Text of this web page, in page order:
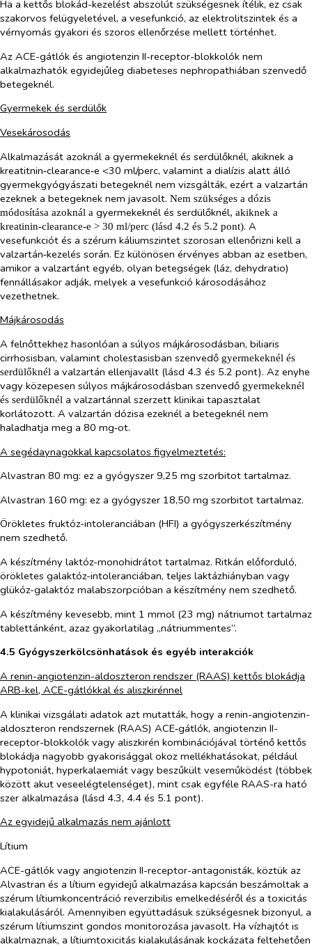
Ha a kettős blokád-kezelést abszolút szükségesnek ítélik, ez csak
szakorvos felügyeletével, a vesefunkció, az elektrolitszintek és a
vérnyomás gyakori és szoros ellenőrzése mellett történhet.
Az ACE-gátlók és angiotenzin II-receptor-blokkolók nem
alkalmazhatók egyidejűleg diabeteses nephropathiában szenvedő
betegeknél.
Gyermekek és serdülők
Vesekárosodás
Alkalmazását azoknál a gyermekeknél és serdülőknél, akiknek a
kreatitnin‑clearance‑e <30 ml/perc, valamint a dialízis alatt álló
gyermekgyógyászati betegeknél nem vizsgálták, ezért a valzartán
ezeknek a betegeknek nem javasolt. Nem szükséges a dózis
módosítása azoknál a gyermekeknél és serdülőknél, akiknek a
kreatinin‑clearance‑e > 30 ml/perc (lásd 4.2 és 5.2 pont). A
vesefunkciót és a szérum káliumszintet szorosan ellenőrizni kell a
valzartán‑kezelés során. Ez különösen érvényes abban az esetben,
amikor a valzartánt egyéb, olyan betegségek (láz, dehydratio)
fennállásakor adják, melyek a vesefunkció károsodásához
vezethetnek.
Májkárosodás
A felnőttekhez hasonlóan a súlyos májkárosodásban, biliaris
cirrhosisban, valamint cholestasisban szenvedő gyermekeknél és
serdülőknél a valzartán ellenjavallt (lásd 4.3 és 5.2 pont). Az enyhe
vagy közepesen súlyos májkárosodásban szenvedő gyermekeknél
és serdülőknél a valzartánnal szerzett klinikai tapasztalat
korlátozott. A valzartán dózisa ezeknél a betegeknél nem
haladhatja meg a 80 mg‑ot.
A segédaynagokkal kapcsolatos figyelmeztetés:
Alvastran 80 mg: ez a gyógyszer 9,25 mg szorbitot tartalmaz.
Alvastran 160 mg: ez a gyógyszer 18,50 mg szorbitot tartalmaz.
Örökletes fruktóz-intoleranciában (HFI) a gyógyszerkészítmény
nem szedhető.
A készítmény laktóz-monohidrátot tartalmaz. Ritkán előforduló,
örökletes galaktóz-intoleranciában, teljes laktázhiányban vagy
glükóz-galaktóz malabszorpcióban a készítmény nem szedhető.
A készítmény kevesebb, mint 1 mmol (23 mg) nátriumot tartalmaz
tablettánként, azaz gyakorlatilag „nátriummentes”.
4.5 Gyógyszerkölcsönhatások és egyéb interakciók
A renin-angiotenzin-aldoszteron rendszer (RAAS) kettős blokádja
ARB-kel, ACE-gátlókkal és aliszkirénnel
A klinikai vizsgálati adatok azt mutatták, hogy a renin-angiotenzin-
aldoszteron rendszernek (RAAS) ACE‑gátlók, angiotenzin II-
receptor-blokkolók vagy aliszkirén kombinációjával történő kettős
blokádja nagyobb gyakorisággal okoz mellékhatásokat, például
hypotoniát, hyperkalaemiát vagy beszűkült veseműködést (többek
között akut veseelégtelenséget), mint csak egyféle RAAS-ra ható
szer alkalmazása (lásd 4.3, 4.4 és 5.1 pont).
Az egyidejű alkalmazás nem ajánlott
Lítium
ACE-gátlók vagy angiotenzin II-receptor-antagonisták, köztük az
Alvastran és a lítium egyidejű alkalmazása kapcsán beszámoltak a
szérum lítiumkoncentráció reverzibilis emelkedéséről és a toxicitás
kialakulásáról. Amennyiben együttadásuk szükségesnek bizonyul, a
szérum lítiumszint gondos monitorozása javasolt. Ha vízhajtót is
alkalmaznak, a lítiumtoxicitás kialakulásának kockázata feltehetően